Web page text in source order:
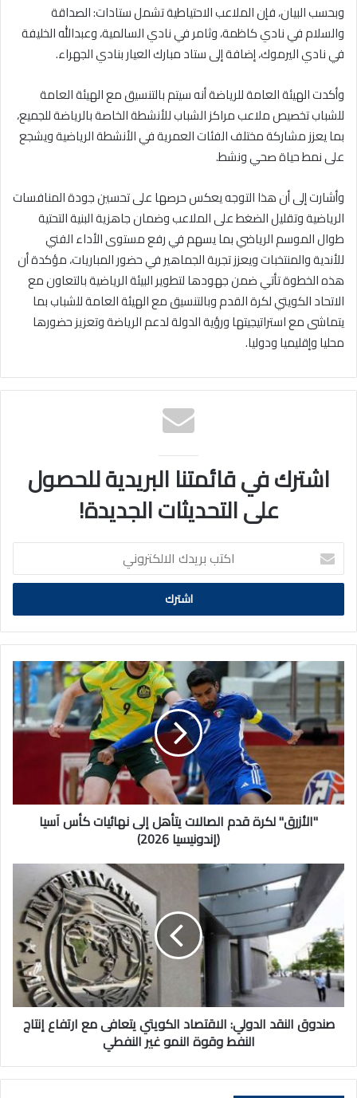
وبحسب البيان، فإن الملاعب الاحتياطية تشمل ستادات: الصداقة
والسلام في نادي كاظمة، وثامر في نادي السالمية، وعبدالله الخليفة
في نادي اليرموك، إضافة إلى ستاد مبارك العيار بنادي الجهراء.
وأكدت الهيئة العامة للرياضة أنه سيتم بالتنسيق مع الهيئة العامة
للشباب تخصيص ملاعب مراكز الشباب للأنشطة الخاصة بالرياضة للجميع،
بما يعزز مشاركة مختلف الفئات العمرية في الأنشطة الرياضية ويشجع
على نمط حياة صحي ونشط.
وأشارت إلى أن هذا التوجه يعكس حرصها على تحسين جودة المنافسات
الرياضية وتقليل الضغط على الملاعب وضمان جاهزية البنية التحتية
طوال الموسم الرياضي بما يسهم في رفع مستوى الأداء الفني
للأندية والمنتخبات ويعزز تجربة الجماهير في حضور المباريات، مؤكدة أن
هذه الخطوة تأتي ضمن جهودها لتطوير البيئة الرياضية بالتعاون مع
الاتحاد الكويتي لكرة القدم وبالتنسيق مع الهيئة العامة للشباب بما
يتماشى مع استراتيجيتها ورؤية الدولة لدعم الرياضة وتعزيز حضورها
محليا وإقليميا ودوليا.
اشترك في قائمتنا البريدية للحصول
على التحديثات الجديدة!
اكتب
بريدك
الالكتروني
"الأزرق"
لكرة
قدم
الصالات
يتأهل
إلى
نهائيات
كأس
آسيا
(إندونيسيا"الأزرق" لكرة قدم الصالات يتأهل إلى نهائيات كأس آسيا
(إندونيسيا 2026)
صندوق
النقد
الدولي:
الاقتصاد
الكويتي
يتعافى
مع
ارتفاع
إنتاج
النفط
غير
صندوق النقد الدولي: الاقتصاد الكويتي يتعافى مع ارتفاع إنتاج
النفط وقوة النمو غير النفطي